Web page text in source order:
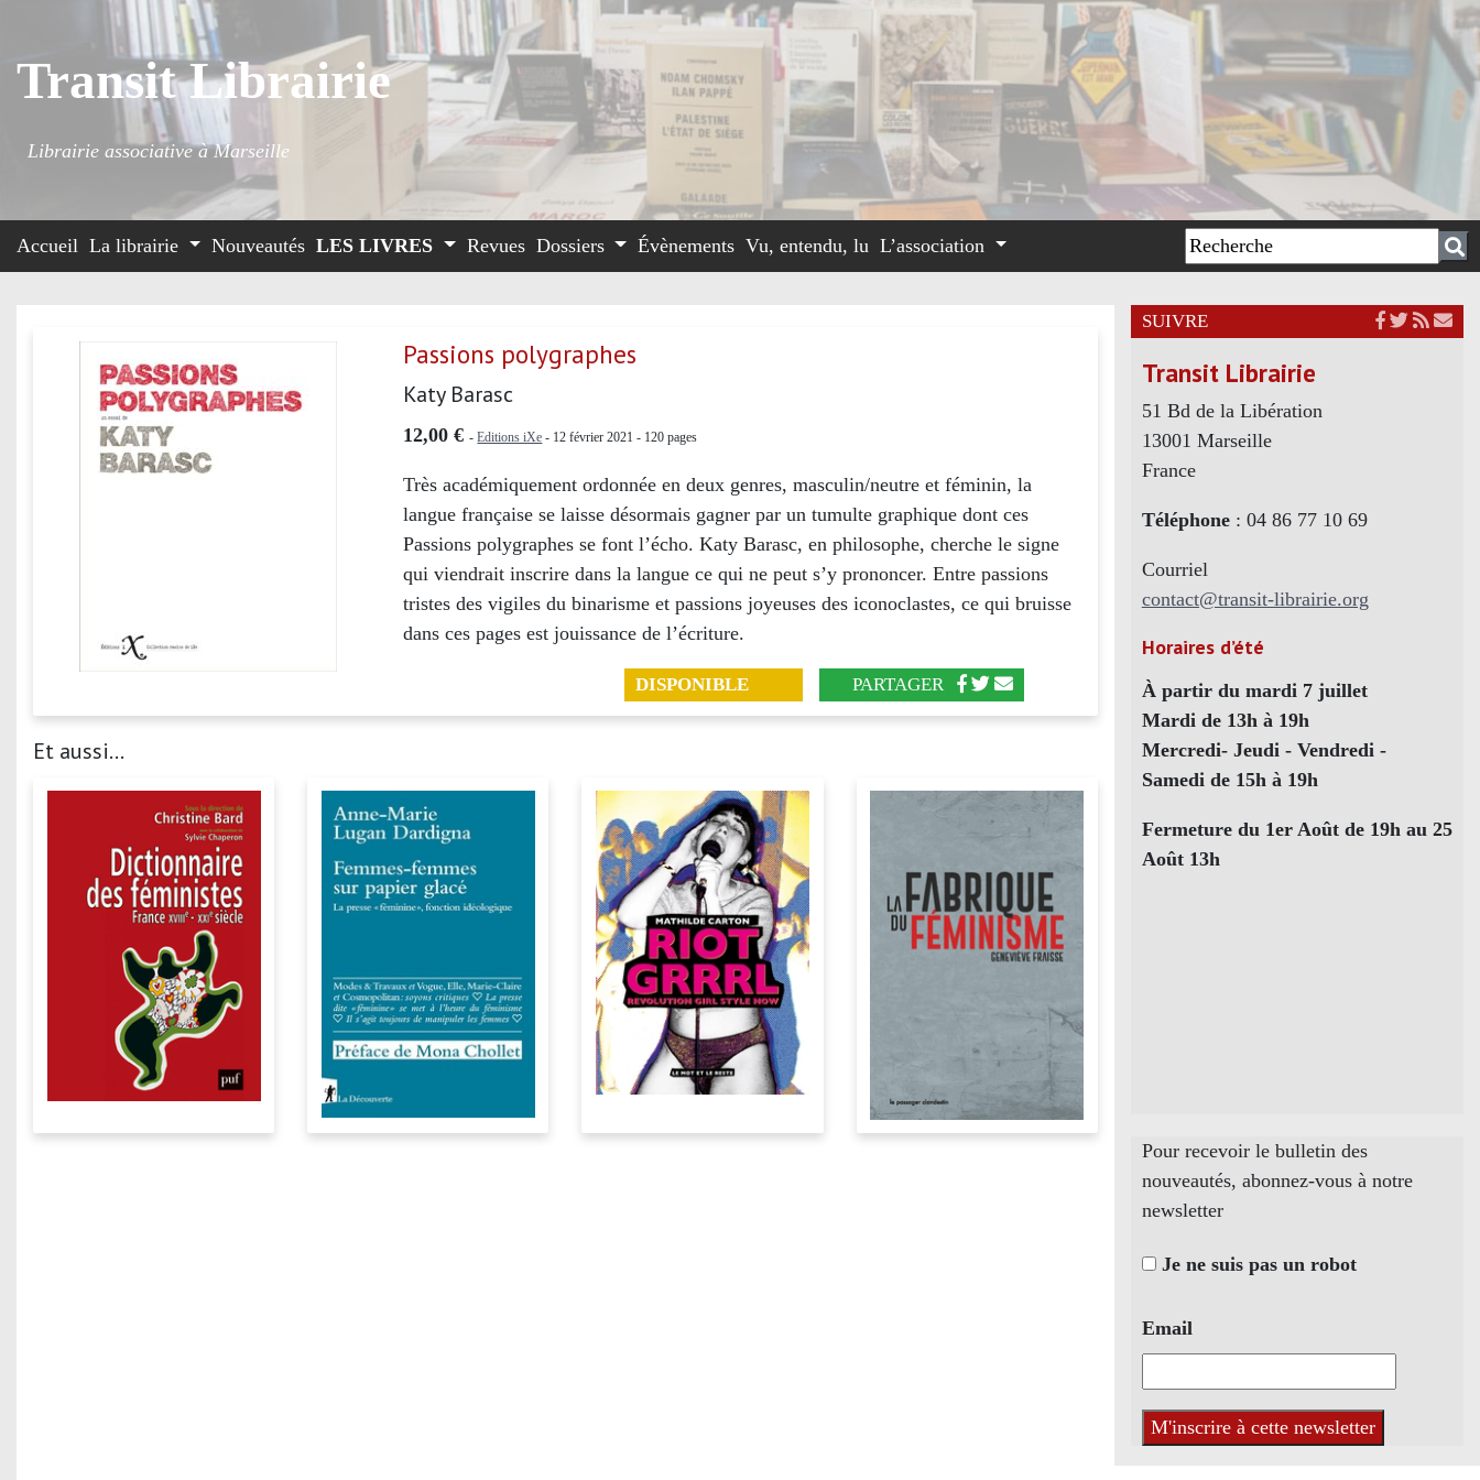
Transit Librairie
Librairie associative à Marseille
Accueil La librairie Nouveautés LES LIVRES Revues Dossiers Évènements Vu, entendu, lu L’association
Passions polygraphes
Katy Barasc
12,00 € -Editions iXe - 12 février 2021 - 120 pages
Très académiquement ordonnée en deux genres, masculin/neutre et féminin, la
langue française se laisse désormais gagner par un tumulte graphique dont ces
Passions polygraphes se font l’écho. Katy Barasc, en philosophe, cherche le signe
qui viendrait inscrire dans la langue ce qui ne peut s’y prononcer. Entre passions
tristes des vigiles du binarisme et passions joyeuses des iconoclastes, ce qui bruisse
dans ces pages est jouissance de l’écriture.
DISPONIBLE PARTAGER
Et aussi...
SUIVRE
Transit Librairie
51 Bd de la Libération
13001 Marseille
France
Téléphone: 04 86 77 10 69
Courriel
contact@transit-librairie.org
Horaires d’été
À partir du mardi 7 juillet
Mardi de 13h à 19h
Mercredi- Jeudi - Vendredi -
Samedi de 15h à 19h
Fermeture du 1er Août de 19h au 25
Août 13h
Pour recevoir le bulletin des
nouveautés, abonnez-vous à notre
newsletter
Je ne suis pas un robot
Email